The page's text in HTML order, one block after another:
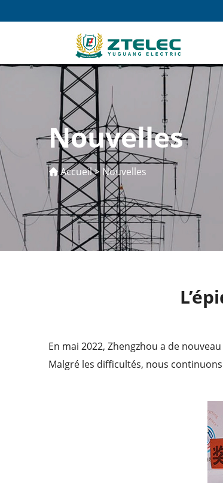
Nouvelles
Accueil> Nouvelles
En mai 2022, Zhengzhou a de
Malgré les difficultés, nous